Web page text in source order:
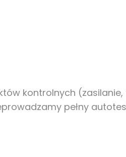
kontrolnych
pełny